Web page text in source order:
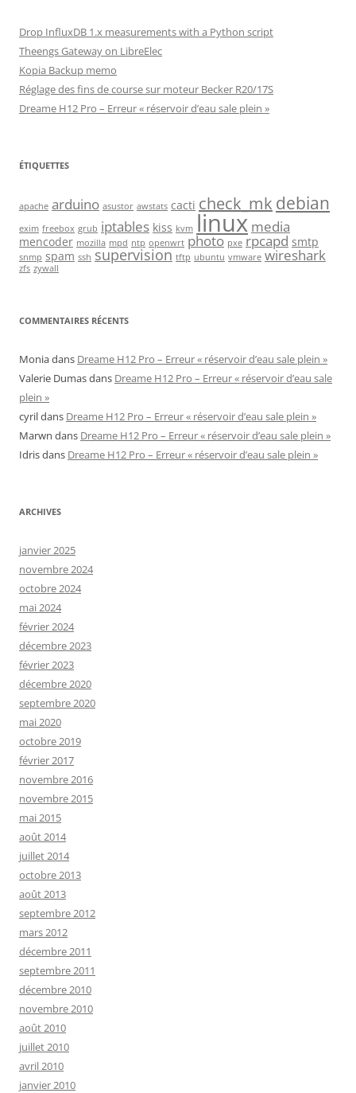
Drop InfluxDB 1.x measurements with a Python script
Theengs Gateway on LibreElec
Kopia Backup memo
Réglage des fins de course sur moteur Becker R20/17S
Dreame H12 Pro – Erreur « réservoir d’eau sale plein »
ÉTIQUETTES
apache arduino asustor awstats cacti check_mk debian
exim freebox grub iptables kiss kvm linux media
mencoder mozilla mpd ntp openwrt photo pxe rpcapd smtp
snmp spam ssh supervision tftp ubuntu vmware wireshark
zfs zywall
COMMENTAIRES RÉCENTS
Moniadans Dreame H12 Pro – Erreur « réservoir d’eau sale plein »
Valerie Dumasdans Dreame H12 Pro – Erreur « réservoir d’eau sale
plein »
cyrildans Dreame H12 Pro – Erreur « réservoir d’eau sale plein »
Marwn dans Dreame H12 Pro – Erreur « réservoir d’eau sale plein »
Idrisdans Dreame H12 Pro – Erreur « réservoir d’eau sale plein »
ARCHIVES
janvier 2025
novembre 2024
octobre 2024
mai 2024
février 2024
décembre 2023
février 2023
décembre 2020
septembre 2020
mai 2020
octobre 2019
février 2017
novembre 2016
novembre 2015
mai 2015
août 2014
juillet 2014
octobre 2013
août 2013
septembre 2012
mars 2012
décembre 2011
septembre 2011
décembre 2010
novembre 2010
août 2010
juillet 2010
avril 2010
janvier 2010